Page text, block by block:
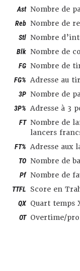
Ast Nombre de
Reb Nombre de
Stl Nombre
Blk Nombre de
FG Nombre de
FG% Adresse au tir
3P Nombre de
3P% Adresse à 3
FT Nombre de
lancers
FT% Adresse aux
TO Nombre de
Pf Nombre de
TTFL Score en
QX Quart temps
OT Overtime/